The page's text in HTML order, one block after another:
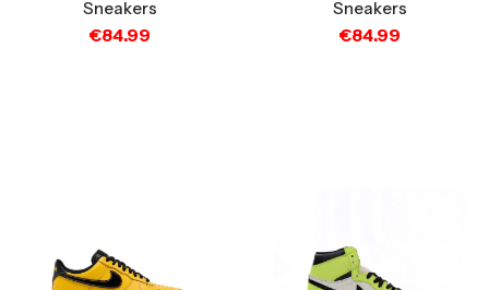
Sneakers
€84.99
Sneakers
€84.99